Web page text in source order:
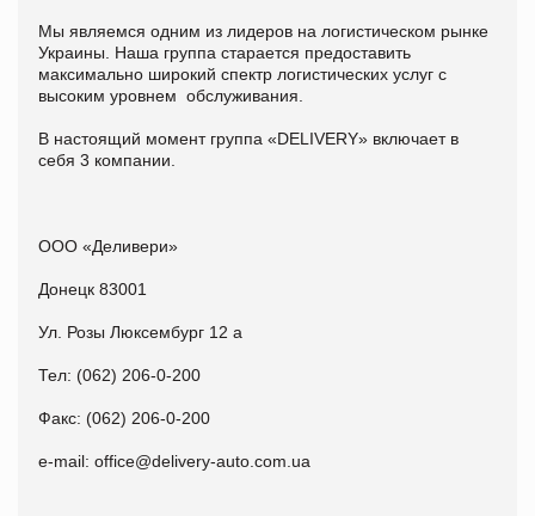
Мы являемся одним из лидеров на логистическом рынке
Украины. Наша группа старается предоставить
максимально широкий спектр логистических услуг с
высоким уровнем обслуживания.
В настоящий момент группа «DELIVERY» включает в
себя 3 компании.
ООО «Деливери»
Донецк 83001
Ул. Розы Люксембург 12 а
Тел: (062) 206-0-200
Факс: (062) 206-0-200
e-mail: office@delivery-auto.com.ua